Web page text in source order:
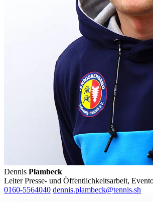
Dennis Plambeck
Leiter Presse- und Öffentlichkeitsarbeit,
0160-5564040 dennis.plambeck@tennis.sh